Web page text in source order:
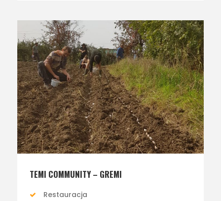
TEMI COMMUNITY – GREMI
Restauracja